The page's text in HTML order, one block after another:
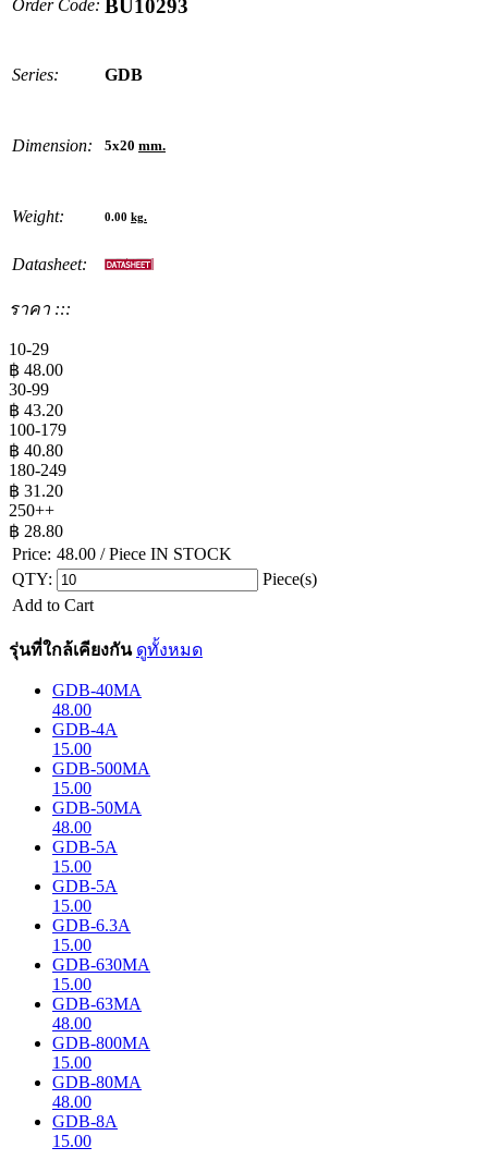
Order Code: BU10293
Series: GDB
Dimension: 5x20 mm.
Weight: 0.00 kg.
Datasheet:
ราคา :::
10-29
฿ 48.00
30-99
฿ 43.20
100-179
฿ 40.80
180-249
฿ 31.20
250++
฿ 28.80
Price: 48.00 / Piece IN STOCK
QTY:
Piece(s)
Add to Cart
รุ่นที่ใกล้เคียงกัน ดูทั้งหมด
GDB-40MA
48.00
GDB-4A
15.00
GDB-500MA
15.00
GDB-50MA
48.00
GDB-5A
15.00
GDB-5A
15.00
GDB-6.3A
15.00
GDB-630MA
15.00
GDB-63MA
48.00
GDB-800MA
15.00
GDB-80MA
48.00
GDB-8A
15.00